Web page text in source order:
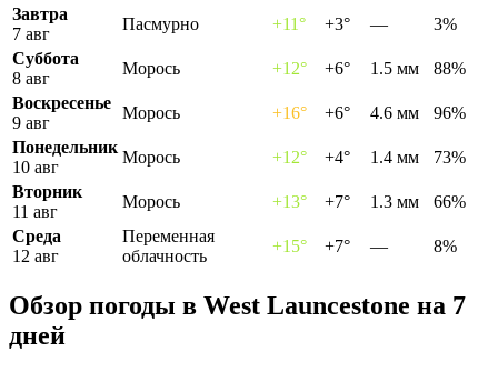
Завтра
7 авг
Пасмурно +11° +3° —
3%
Суббота
8 авг
Морось +12° +6° 1.5 мм
88%
Воскресенье
9 авг
Морось +16° +6° 4.6 мм
96%
Понедельник
10 авг
Морось +12° +4° 1.4 мм
73%
Вторник
11 авг
Морось +13° +7° 1.3 мм
66%
Среда
12 авг
Переменная
облачность
+15° +7° — 8%
Обзор погоды в West Launcestonе на 7
дней